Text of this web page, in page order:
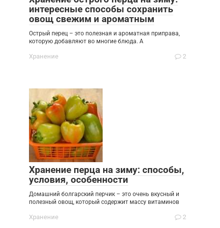
интересные способы сохранить
овощ свежим и ароматным
Острый перец – это полезная и ароматная приправа,
которую добавляют во многие блюда. А
Хранение 2
Хранение перца на зиму: способы,
условия, особенности
Домашний болгарский перчик – это очень вкусный и
полезный овощ, который содержит массу витаминов
Хранение 2